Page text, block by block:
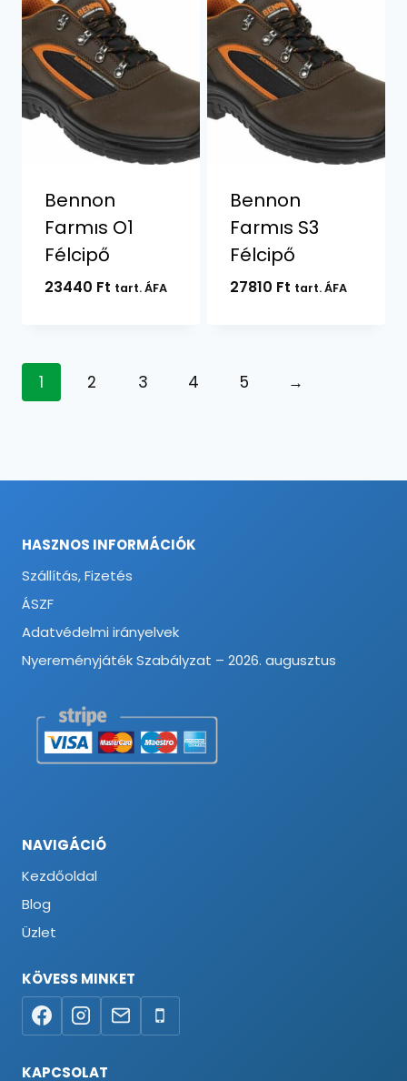
Bennon
Farmıs O1
Félcipő
23440 Ft tart. ÁFA
Bennon
Farmıs S3
Félcipő
27810 Ft tart. ÁFA
1 2 3 4 5 →
HASZNOS INFORMÁCIÓK
Szállítás, Fizetés
ÁSZF
Adatvédelmi irányelvek
Nyereményjáték Szabályzat – 2026. augusztus
NAVIGÁCIÓ
Kezdőoldal
Blog
Üzlet
KÖVESS MINKET
KAPCSOLAT